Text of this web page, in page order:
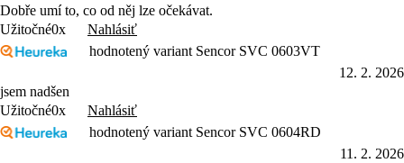
Dobře umí to, co od něj lze očekávat.
Užitočné0x
Nahlásiť
hodnotený variant Sencor SVC 0603VT
12. 2. 2026
jsem nadšen
Užitočné0x
Nahlásiť
hodnotený variant Sencor SVC 0604RD
11. 2. 2026